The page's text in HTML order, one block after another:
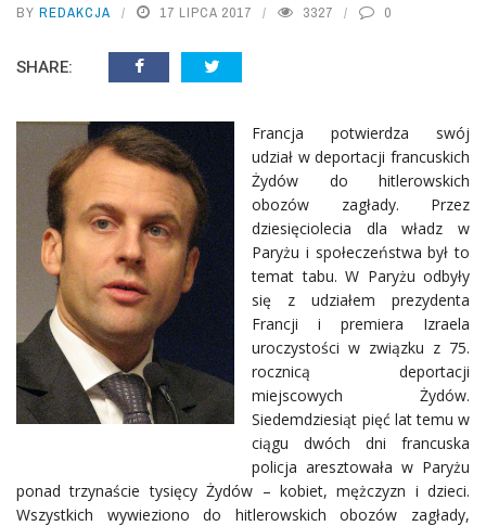
BY REDAKCJA 17 LIPCA 2017 3327 0
SHARE:
Francja potwierdza swój
udział w deportacji francuskich
Żydów do hitlerowskich
obozów zagłady. Przez
dziesięciolecia dla władz w
Paryżu i społeczeństwa był to
temat tabu. W Paryżu odbyły
się z udziałem prezydenta
Francji i premiera Izraela
uroczystości w związku z 75.
rocznicą deportacji
miejscowych Żydów.
Siedemdziesiąt pięć lat temu w
ciągu dwóch dni francuska
policja aresztowała w Paryżu
ponad trzynaście tysięcy Żydów – kobiet, mężczyzn i dzieci.
Wszystkich wywieziono do hitlerowskich obozów zagłady,